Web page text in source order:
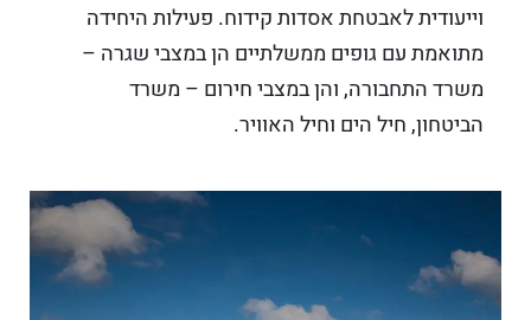
וייעודית לאבטחת אסדות קידוח. פעילות היחידה
מתואמת עם גופים ממשלתיים הן במצבי שגרה –
משרד התחבורה, והן במצבי חירום – משרד
הביטחון, חיל הים וחיל האוויר.